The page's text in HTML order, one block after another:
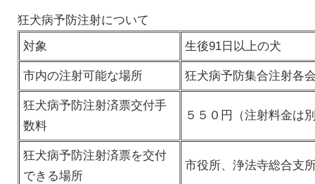
狂犬病予防注射について
対象
生後91日以上の犬
市内の注射可能な場所 狂犬病予防集合注射各
狂犬病予防注射済票交付手
数料
５５０円（注射料金は
狂犬病予防注射済票を交付
できる場所
市役所、浄法寺総合支